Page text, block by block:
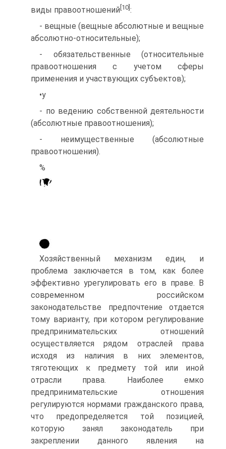
виды правоотношений [10] :
- вещные (вещные абсолютные и вещные
абсолютно-относительные);
- обязательственные (относительные
правоотношения с учетом сферы
применения и участвующих субъектов);
•у
- по ведению собственной деятельности
(абсолютные правоотношения);
- неимущественные (абсолютные
правоотношения).
%
Хозяйственный механизм един, и
проблема заключается в том, как более
эффективно урегулировать его в праве. В
современном российском
законодательстве предпочтение отдается
тому варианту, при котором регулирование
предпринимательских отношений
осуществляется рядом отраслей права
исходя из наличия в них элементов,
тяготеющих к предмету той или иной
отрасли права. Наиболее емко
предпринимательские отношения
регулируются нормами гражданского права,
что предопределяется той позицией,
которую занял законодатель при
закреплении данного явления на